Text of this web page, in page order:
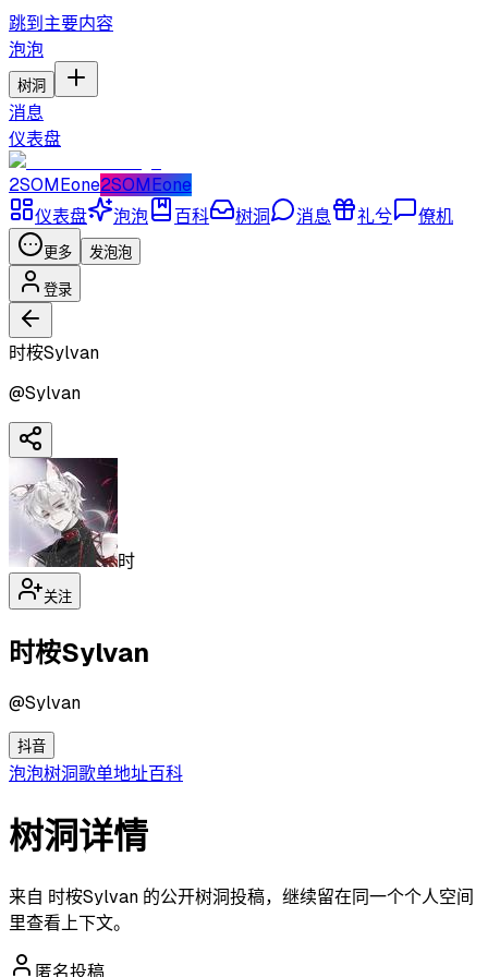
跳到主要内容
泡泡
树洞
消息
仪表盘
2SOMEone2SOMEone
仪表盘
泡泡 百科 树洞 消息 礼兮 僚机
更多 发泡泡
登录
时桉Sylvan
@Sylvan
时
关注
时桉Sylvan
@Sylvan
抖音
泡泡树洞歌单地址百科
树洞详情
来自 时桉Sylvan 的公开树洞投稿，继续留在同一个个人空间
里查看上下文。
匿名投稿